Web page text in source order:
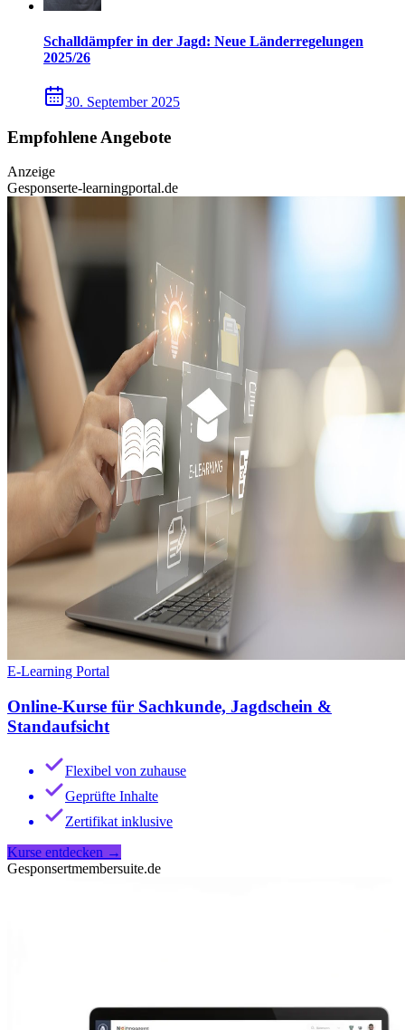
Schalldämpfer in der Jagd: Neue Länderregelungen
2025/26
30. September 2025
Empfohlene Angebote
Anzeige
Gesponserte-learningportal.de
E-Learning Portal
Online-Kurse für Sachkunde, Jagdschein &
Standaufsicht
Flexibel von zuhause
Geprüfte Inhalte
Zertifikat inklusive
Kurse entdecken →
Gesponsertmembersuite.de